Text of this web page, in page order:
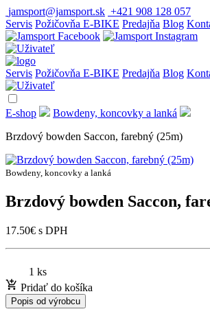
jamsport@jamsport.sk +421 908 128 057
Servis Požičovňa E-BIKE Predajňa Blog
Servis Požičovňa E-BIKE Predajňa Blog
E-shop
Bowdeny, koncovky a lanká
Brzdový bowden Saccon, farebný (25m)
Bowdeny, koncovky a lanká
Brzdový bowden Saccon,
17.50€ s DPH
1 ks
Pridať do košíka
Popis od výrobcu